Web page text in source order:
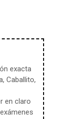
exacta
Caballito,
en claro